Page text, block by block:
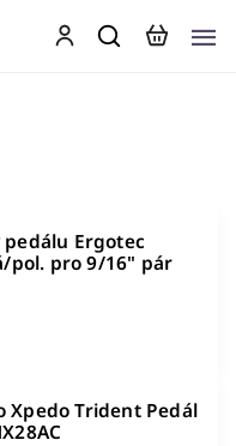
Ergotec
pol. pro 9/16" pár
Xpedo Trident Pedál